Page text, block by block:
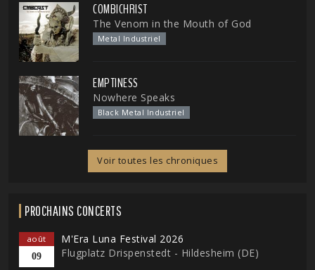
COMBICHRIST
The Venom in the Mouth of God
Metal Industriel
EMPTINESS
Nowhere Speaks
Black Metal Industriel
Voir toutes les chroniques
PROCHAINS CONCERTS
août
09
M'Era Luna Festival 2026
Flugplatz Drispenstedt - Hildesheim (DE)